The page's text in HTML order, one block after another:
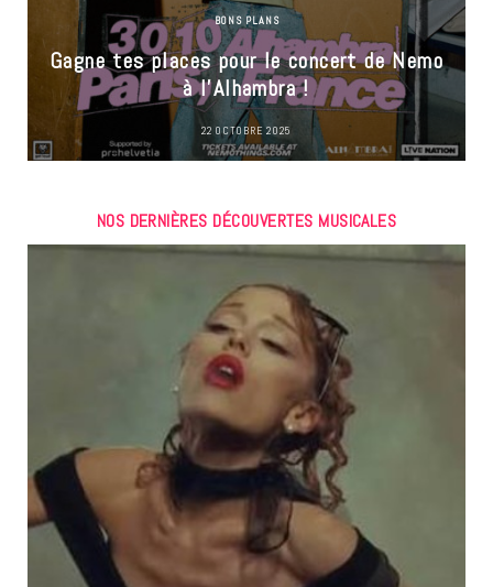
BONS PLANS
Gagne tes places pour le concert de Nemo
à l’Alhambra !
22 OCTOBRE 2025
NOS DERNIÈRES DÉCOUVERTES MUSICALES